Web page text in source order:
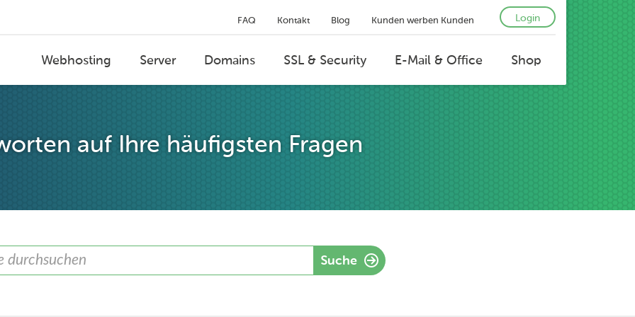
FAQ Kontakt Blog Kunden werben Kunden Login
Webhosting Server Domains SSL & Security E-Mail & Office Shop
auf Ihre häufigsten Fragen
Suche